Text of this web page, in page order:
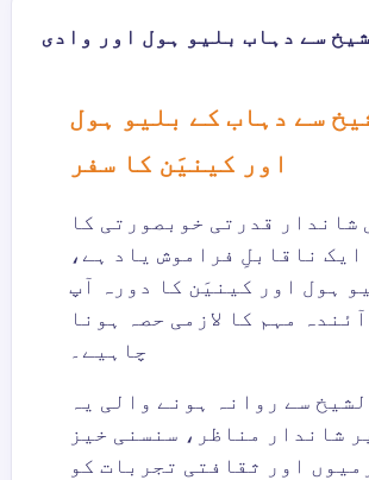
سے دہاب بلیو ہول اور وادی
سے دہاب کے بلیو ہول
اور کینیَن کا سفر
شاندار قدرتی خوبصورتی کا
ایک ناقابلِ فراموش یاد ہے،
ہول اور کینیَن کا دورہ آپ
مہم کا لازمی حصہ ہونا
چاہیے۔
سے روانہ ہونے والی یہ
شاندار مناظر، سنسنی خیز
اور ثقافتی تجربات کو